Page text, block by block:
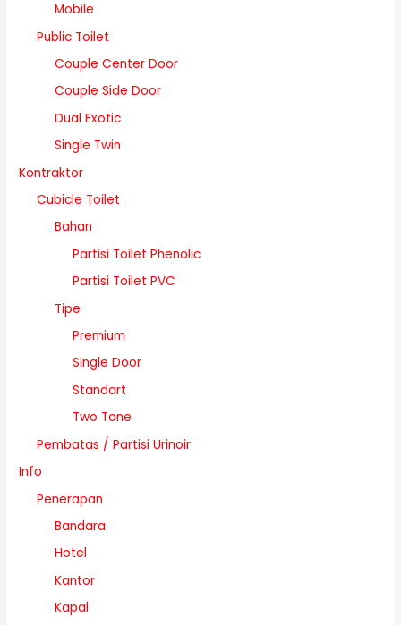
Mobile
Public Toilet
Couple Center Door
Couple Side Door
Dual Exotic
Single Twin
Kontraktor
Cubicle Toilet
Bahan
Partisi Toilet Phenolic
Partisi Toilet PVC
Tipe
Premium
Single Door
Standart
Two Tone
Pembatas / Partisi Urinoir
Info
Penerapan
Bandara
Hotel
Kantor
Kapal